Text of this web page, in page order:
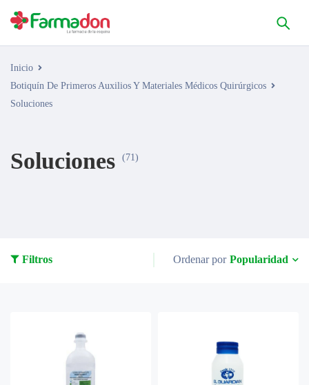
Inicio
Botiquín De Primeros Auxilios Y Materiales Médicos Quirúrgicos
Soluciones
Soluciones (71)
Filtros Ordenar por Popularidad